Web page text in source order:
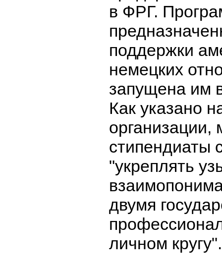
в ФРГ.
поддержки
немецких
запущена им
Как указано
организации,
стипендиаты
"укреплять
двумя
личном кругу".